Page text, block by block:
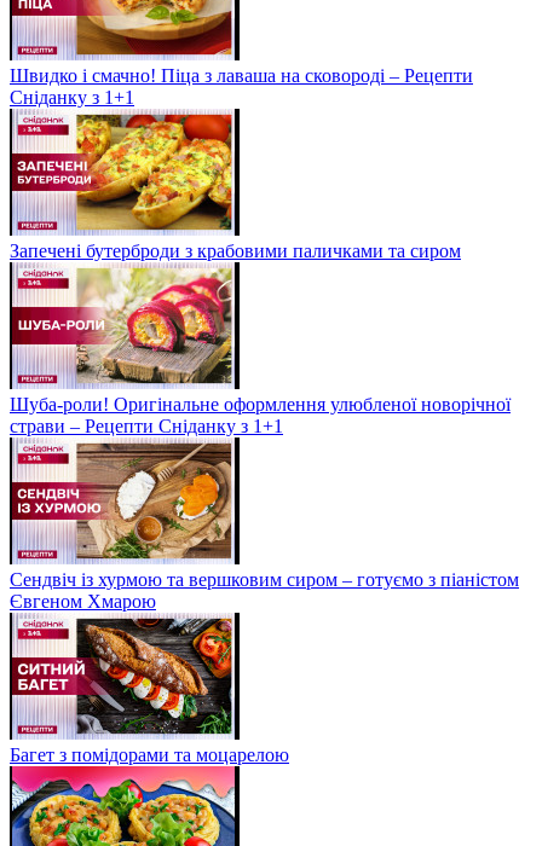
Швидко і смачно! Піца з лаваша на сковороді – Рецепти
Сніданку з 1+1
Запечені бутерброди з крабовими паличками та сиром
Шуба-роли! Оригінальне оформлення улюбленої новорічної
страви – Рецепти Сніданку з 1+1
Сендвіч із хурмою та вершковим сиром – готуємо з піаністом
Євгеном Хмарою
Багет з помідорами та моцарелою